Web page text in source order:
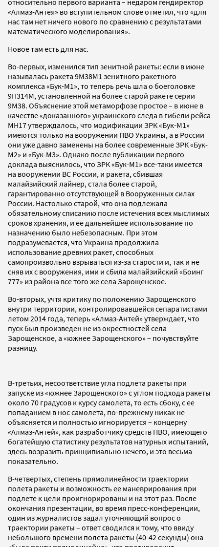
«Алмаз-Антея» во вступительном слове отметил, что «для
нас там нет ничего нового по сравнению с результатами
математического моделирования».
Новое там есть для нас.
Во-первых, изменился тип зенитной ракеты: если в июне
называлась ракета 9М38М1 зенитного ракетного
комплекса «Бук-М1», то теперь речь шла о боеголовке
9Н314М, установленной на более старой ракете серии
9М38. Объяснение этой метаморфозе простое – в июне в
качестве «доказанного» украинского следа в гибели рейса
МН17 утверждалось, что модификации ЗРК «Бук-М1»
имеются только на вооружении ПВО Украины, а в России
они уже давно заменены на более современные ЗРК «Бук-
М2» и «Бук-М3». Однако после публикации первого
доклада выяснилось, что ЗРК «Бук-М1» все-таки имеется
на вооружении ВС России, и ракета, сбившая
малайзийский лайнер, стала более старой,
гарантированно отсутствующей в Вооруженных силах
России. Настолько старой, что она подлежала
обязательному списанию после истечения всех мыслимых
сроков хранения, и ее дальнейшее использование по
назначению было небезопасным. При этом
подразумевается, что Украина продолжила
использование древних ракет, способных
самопроизвольно взрываться из-за старости и, так и не
сняв их с вооружения, ими и сбила малайзийский «Боинг
777» из района все того же села Зарощенское.
Во-вторых, учтя критику по положению Зарощенского
внутри территории, контролировавшейся сепаратистами
летом 2014 года, теперь «Алмаз-Антей» утверждает, что
пуск был произведен не из окрестностей села
Зарощенское, а «южнее Зарощенского» – почувствуйте
разницу.
В-третьих, несоответствие угла подлета ракеты при
запуске из «южнее Зарощенского» с углом подхода ракеты
около 70 градусов к курсу самолета, то есть сбоку, с ее
попаданием в нос самолета, по-прежнему никак не
объясняется и полностью игнорируется – концерну
«Алмаз-Антей», как разработчику средств ПВО, имеющего
богатейшую статистику результатов натурных испытаний,
здесь возразить принципиально нечего, и это весьма
показательно.
В-четвертых, степень прямолинейности траектории
полета ракеты и возможность ее маневрирования при
подлете к цели проигнорированы и на этот раз. После
окончания презентации, во время пресс-конференции,
один из журналистов задал уточняющий вопрос о
траектории ракеты – ответ сводился к тому, что ввиду
небольшого времени полета ракеты (40-42 секунды) она